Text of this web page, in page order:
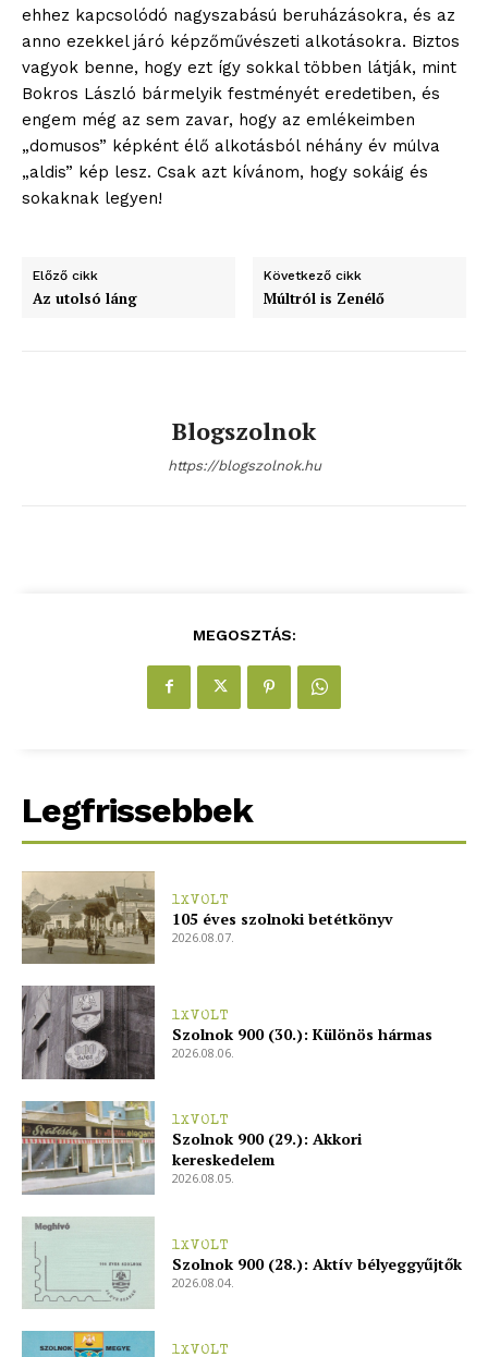
ehhez kapcsolódó nagyszabású beruházásokra, és az
anno ezekkel járó képzőművészeti alkotásokra. Biztos
vagyok benne, hogy ezt így sokkal többen látják, mint
Bokros László bármelyik festményét eredetiben, és
engem még az sem zavar, hogy az emlékeimben
„domusos” képként élő alkotásból néhány év múlva
„aldis” kép lesz. Csak azt kívánom, hogy sokáig és
sokaknak legyen!
Előző cikk
Az utolsó láng
Következő cikk
Múltról is Zenélő
Blogszolnok
https://blogszolnok.hu
MEGOSZTÁS:
Legfrissebbek
1XVOLT
105 éves szolnoki betétkönyv
2026.08.07.
1XVOLT
Szolnok 900 (30.): Különös hármas
2026.08.06.
1XVOLT
Szolnok 900 (29.): Akkori
kereskedelem
2026.08.05.
1XVOLT
Szolnok 900 (28.): Aktív bélyeggyűjtők
2026.08.04.
1XVOLT